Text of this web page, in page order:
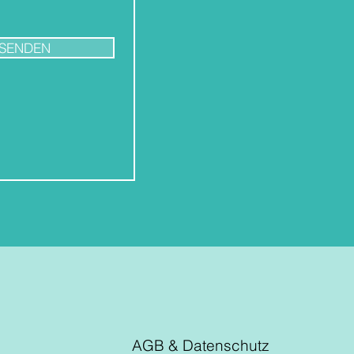
AGB & Datenschutz